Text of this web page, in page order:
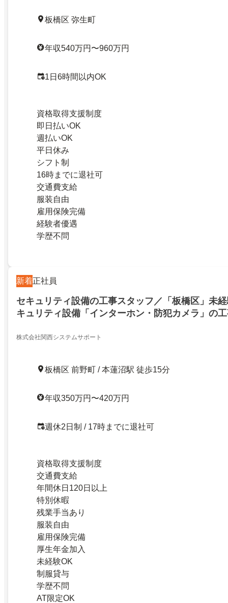
板橋区 弥生町
年収540万円〜960万円
1日6時間以内OK
資格取得支援制度
即日払いOK
週払いOK
平日休み
シフト制
16時までに退社可
交通費支給
服装自由
雇用保険完備
経験者優遇
学歴不問
新着正社員
セキュリティ設備の工事スタッフ／「板橋区」未
キュリティ設備「インターホン・防犯カメラ」の
株式会社関西システムサポート
板橋区 前野町 / 本蓮沼駅 徒歩15分
年収350万円〜420万円
週休2日制 / 17時までに退社可
資格取得支援制度
交通費支給
年間休日120日以上
特別休暇
残業手当あり
服装自由
雇用保険完備
厚生年金加入
未経験OK
制服貸与
学歴不問
AT限定OK